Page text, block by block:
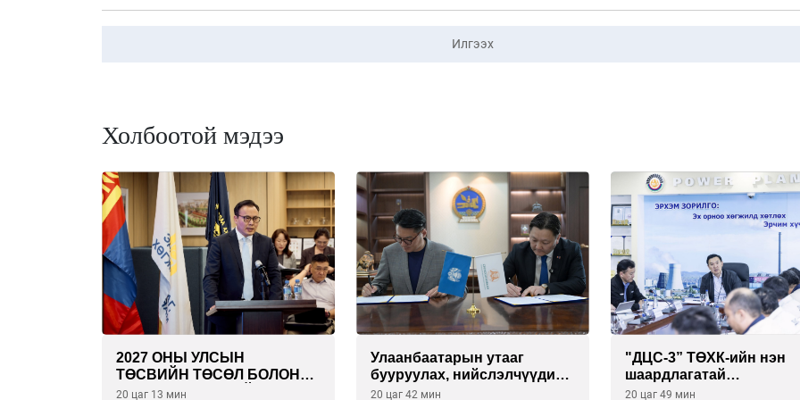
Илгээх
Холбоотой мэдээ
2027 ОНЫ УЛСЫН
ТӨСВИЙН ТӨСӨЛ БОЛОН
2026 ОНЫ ТӨСВИЙН
20 цаг 13 мин
Улаанбаатарын утааг
бууруулах, нийслэлчүүдийн
эрүүл мэндийг хамгаалах
20 цаг 42 мин
"ДЦС-3” ТӨХК-ийн нэн
шаардлагатай
“Турбингенератор-5”-ын
20 цаг 49 мин